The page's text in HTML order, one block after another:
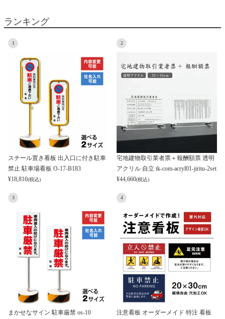
ランキング
1
スチール置き看板 出入口に付き駐車
禁止 駐車場看板 O-17-B183
¥18,810(税込)
2
宅地建物取引業者票＋報酬額票 透明
アクリル 自立 tk-com-acryl01-jiritu-2set
¥44,660(税込)
3
まかせなサイン 駐車厳禁 os-10
4
注意看板 オーダーメイド 特注 看板